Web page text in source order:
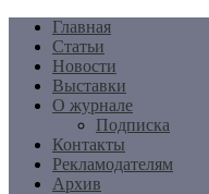
Перейти
содержимому
Главная
Статьи
Новости
Выставки
О журнале
Подписка
Контакты
Рекламодателям
Архив